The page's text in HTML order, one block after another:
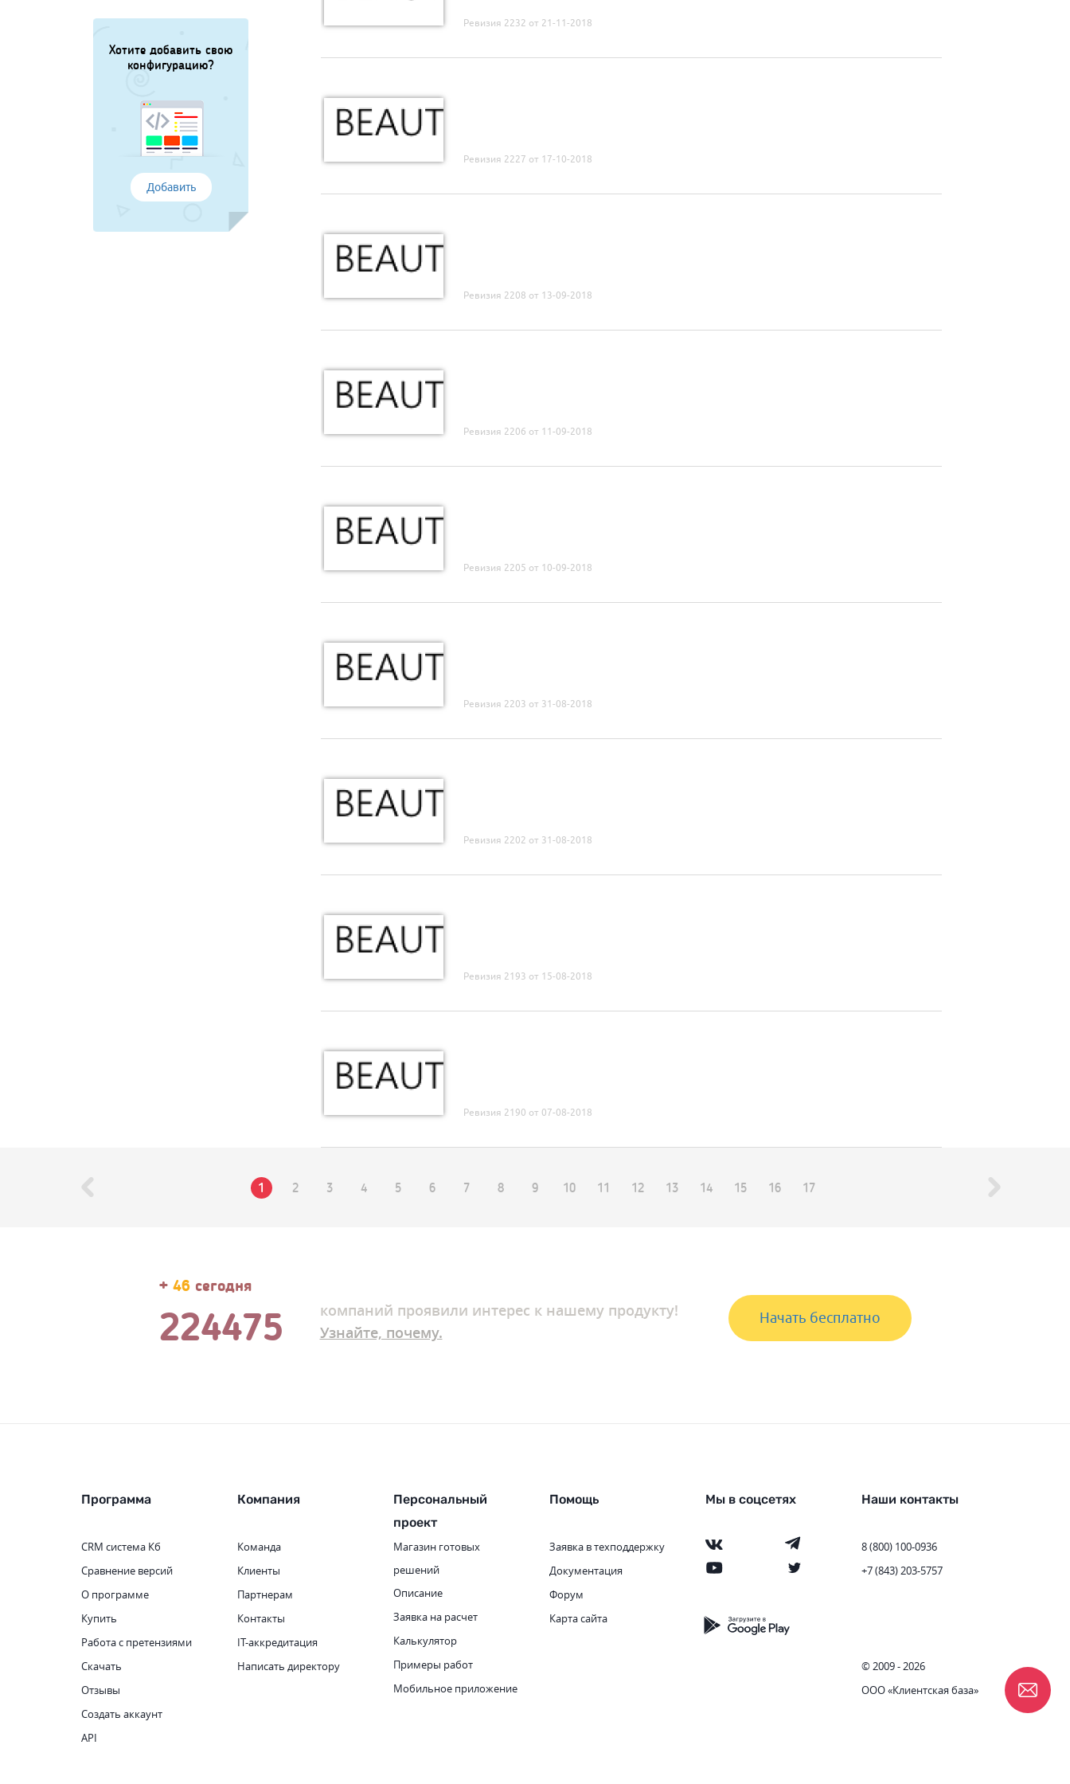
Хотите добавить свою
конфигурацию?
Добавить
Ревизия 2232 от 21-11-2018
Ревизия 2227 от 17-10-2018
Ревизия 2208 от 13-09-2018
Ревизия 2206 от 11-09-2018
Ревизия 2205 от 10-09-2018
Ревизия 2203 от 31-08-2018
Ревизия 2202 от 31-08-2018
Ревизия 2193 от 15-08-2018
Ревизия 2190 от 07-08-2018
1 2 3 4 5 6 7 8 9 10 11 12 13 14 15 16 17
+ 46 сегодня
224475 компаний проявили интерес к нашему продукту!
Узнайте, почему.
Начать бесплатно
Программа
CRM система Кб
Сравнение версий
О программе
Купить
Работа с претензиями
Скачать
Отзывы
Создать аккаунт
API
Компания
Команда
Клиенты
Партнерам
Контакты
IT-аккредитация
Написать директору
Персональный
проект
Магазин готовых
решений
Описание
Заявка на расчет
Калькулятор
Примеры работ
Мобильное приложение
Помощь
Заявка в техподдержку
Документация
Форум
Карта сайта
Мы в соцсетях Наши контакты
8 (800) 100-0936
+7 (843) 203-5757
© 2009 - 2026
ООО «Клиентская база»